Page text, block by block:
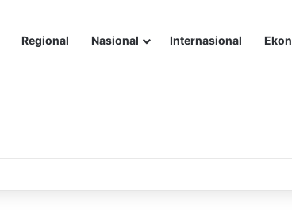
Regional Nasional Internasional